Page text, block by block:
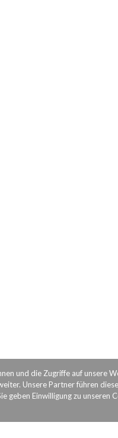
und die Zugriffe auf unsere
Unsere Partner führen
Einwilligung zu unseren